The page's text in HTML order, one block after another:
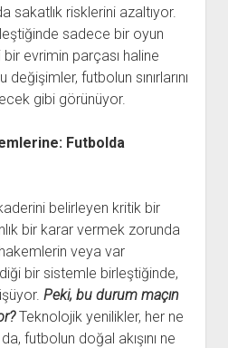
sakatlık risklerini azaltıyor.
sadece bir oyun
bir evrimin parçası haline
futbolun sınırlarını
gibi görünüyor.
Futbolda
belirleyen kritik bir
bir karar vermek zorunda
veya var
bir sistemle birleştiğinde,
Peki, bu durum maçın
Teknolojik yenilikler, her ne
futbolun doğal akışını ne